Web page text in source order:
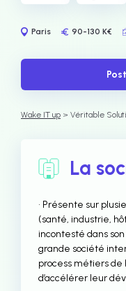
Paris 90-130 K€
Wake IT up > Véritable
La
• Présente sur
(santé, industrie,
incontesté dans son
grande société
process métiers
d’accélérer leur